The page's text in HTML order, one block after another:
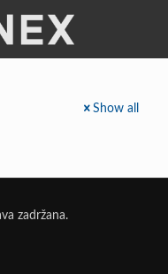
Show all
zadržana.